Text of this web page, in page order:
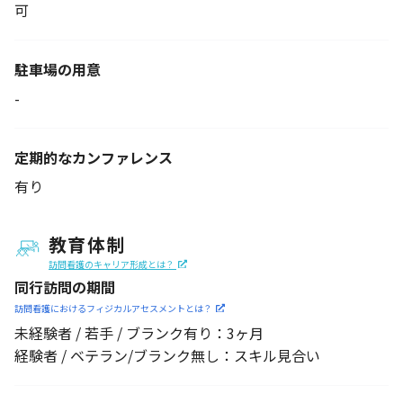
可
駐車場の用意
-
定期的なカンファレンス
有り
教育体制
訪問看護のキャリア形成とは？
同行訪問の期間
訪問看護におけるフィジカルアセスメントとは？
未経験者 / 若手 / ブランク有り：3ヶ月
経験者 / ベテラン/ブランク無し：スキル見合い